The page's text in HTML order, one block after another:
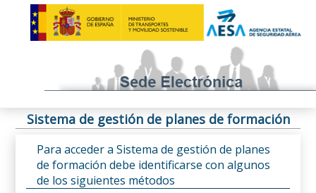
Sistema de gestión de planes de formación
Para acceder a Sistema de gestión de planes
de formación debe identificarse con algunos
de los siguientes métodos